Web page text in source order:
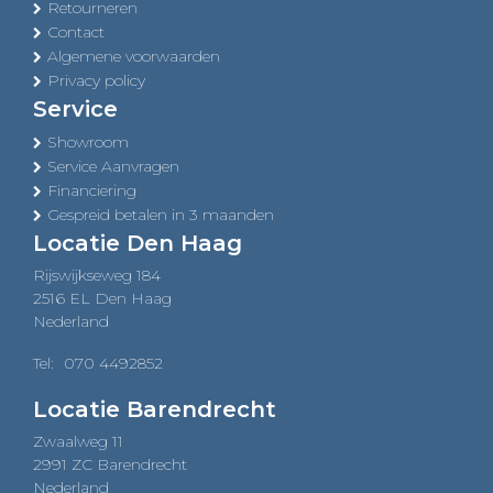
Retourneren
Contact
Algemene voorwaarden
Privacy policy
Service
Showroom
Service Aanvragen
Financiering
Gespreid betalen in 3 maanden
Locatie Den Haag
Rijswijkseweg 184
2516 EL Den Haag
Nederland
Tel: 070 4492852
Locatie Barendrecht
Zwaalweg 11
2991 ZC Barendrecht
Nederland